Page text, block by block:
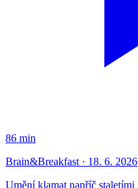
86 min
Brain&Breakfast · 18. 6. 2026
Umění klamat napříč staletími